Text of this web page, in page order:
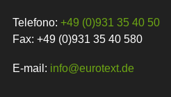
Telefono: +49 (0)931 35 40 50
Fax: +49 (0)931 35 40 580
E-mail: info@eurotext.de